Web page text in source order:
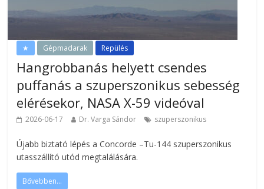
★ Gépmadarak Repülés
Hangrobbanás helyett csendes
puffanás a szuperszonikus sebesség
elérésekor, NASA X-59 videóval
2026-06-17 Dr. Varga Sándor szuperszonikus
Újabb biztató lépés a Concorde –Tu-144 szuperszonikus
utasszállító utód megtalálására.
Bővebben...